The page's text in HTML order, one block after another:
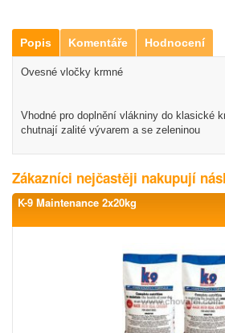
Popis Komentáře Hodnocení
Ovesné vločky krmné
Vhodné pro doplnění vlákniny do klasické
chutnají zalité vývarem a se zeleninou
Zákazníci nejčastěji nakupují
K-9 Maintenance 2x20kg